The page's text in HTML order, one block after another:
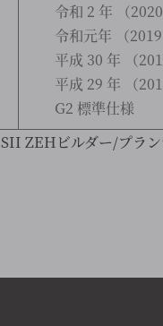
令和 2 年 （
令和元年 （
平成 30 年 （
平成 29 年 （
G2 標準仕様
SII ZEHビルダー/プラ